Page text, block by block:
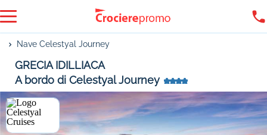
Nave Celestyal Journey
GRECIA IDILLIACA
A bordo di Celestyal Journey